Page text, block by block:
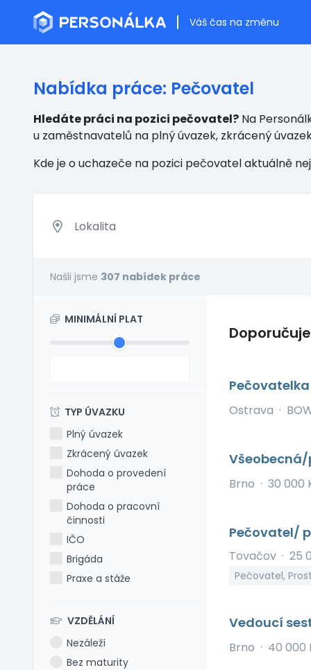
Váš čas na změnu
Nabídka práce: Pečovatel
Hledáte práci na pozici pečovatel? Na
u zaměstnavatelů na plný úvazek, zkrácený
Kde je o uchazeče na pozici pečovatel aktuálně
Našli jsme 307 nabídek práce
MINIMÁLNÍ PLAT
TYP ÚVAZKU
Plný úvazek
Zkrácený úvazek
Dohoda o provedení
práce
Dohoda o pracovní
činnosti
IČO
Brigáda
Praxe a stáže
VZDĚLÁNÍ
Nezáleží
Bez maturity
Pečovatelka
Ostrava ·
Brno · 30 000
Pečovatel/
Tovačov · 25
Pečovatel,
Vedoucí
Brno · 40 000